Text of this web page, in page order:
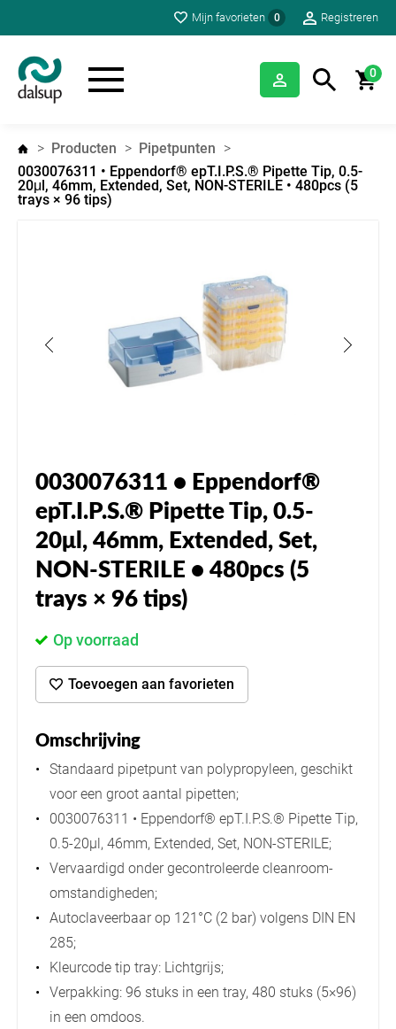
Mijn favorieten 0 Registreren
0
Producten
Pipetpunten
0030076311 • Eppendorf® epT.I.P.S.® Pipette Tip, 0.5-
20μl, 46mm, Extended, Set, NON-STERILE • 480pcs (5
trays × 96 tips)
0030076311 • Eppendorf®
epT.I.P.S.® Pipette Tip, 0.5-
20μl, 46mm, Extended, Set,
NON-STERILE • 480pcs (5
trays × 96 tips)
Op voorraad
Toevoegen aan favorieten
Omschrijving
Standaard pipetpunt van polypropyleen, geschikt
voor een groot aantal pipetten;
0030076311 • Eppendorf® epT.I.P.S.® Pipette Tip,
0.5-20µl, 46mm, Extended, Set, NON-STERILE;
Vervaardigd onder gecontroleerde cleanroom-
omstandigheden;
Autoclaveerbaar op 121°C (2 bar) volgens DIN EN
285;
Kleurcode tip tray: Lichtgrijs;
Verpakking: 96 stuks in een tray, 480 stuks (5×96)
in een omdoos.